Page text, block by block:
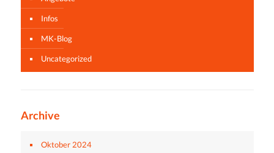
Infos
MK-Blog
Uncategorized
Archive
Oktober 2024